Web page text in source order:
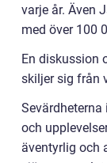
varje år. Även
med över 100
En diskussion
skiljer sig från
och
äventyrlig och